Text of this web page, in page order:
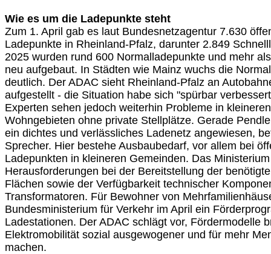
Wie es um die Ladepunkte steht
Zum 1. April gab es laut Bundesnetzagentur 7.630
Ladepunkte in Rheinland-Pfalz, darunter 2.849
2025 wurden rund 600 Normalladepunkte und mehr
neu aufgebaut. In Städten wie Mainz wuchs die
deutlich. Der ADAC sieht Rheinland-Pfalz an
aufgestellt - die Situation habe sich "spürbar
Experten sehen jedoch weiterhin Probleme in
Wohngebieten ohne private Stellplätze. Gerade
ein dichtes und verlässliches Ladenetz angewiesen,
Sprecher. Hier bestehe Ausbaubedarf, vor allem bei
Ladepunkten in kleineren Gemeinden. Das
Herausforderungen bei der Bereitstellung der
Flächen sowie der Verfügbarkeit technischer
Transformatoren. Für Bewohner von
Bundesministerium für Verkehr im April ein
Ladestationen. Der ADAC schlägt vor, Fördermodelle
Elektromobilität sozial ausgewogener und für mehr
machen.